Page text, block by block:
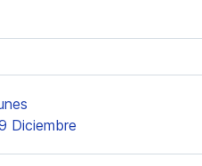
Diciembre